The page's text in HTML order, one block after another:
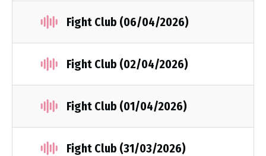
Fight Club (06/04/2026)
Fight Club (02/04/2026)
Fight Club (01/04/2026)
Fight Club (31/03/2026)